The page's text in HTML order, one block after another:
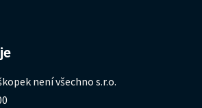
není všechno s.r.o.